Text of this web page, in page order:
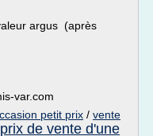
argus (après
var.com
petit prix / vente
prix de vente d'une